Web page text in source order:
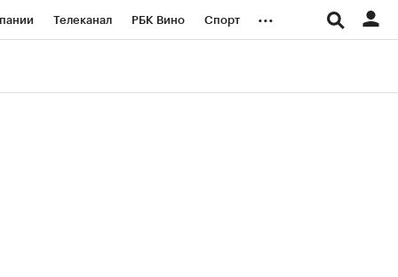
Телеканал РБК Вино Спорт ...